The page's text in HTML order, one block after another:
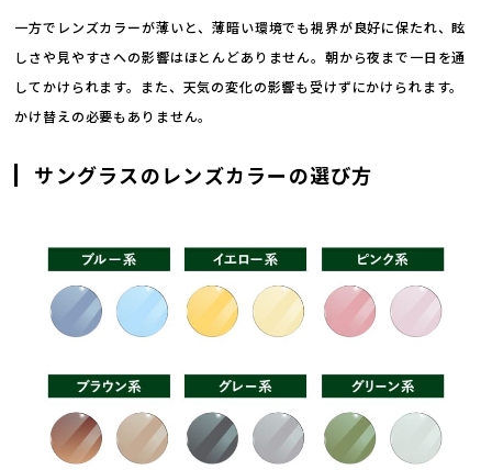
一方でレンズカラーが薄いと、薄暗い環境でも視界が良好に保たれ、眩
しさや見やすさへの影響はほとんどありません。朝から夜まで一日を通
してかけられます。また、天気の変化の影響も受けずにかけられます。
かけ替えの必要もありません。
サングラスのレンズカラーの選び方